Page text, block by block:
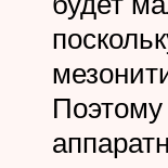
Поэтому